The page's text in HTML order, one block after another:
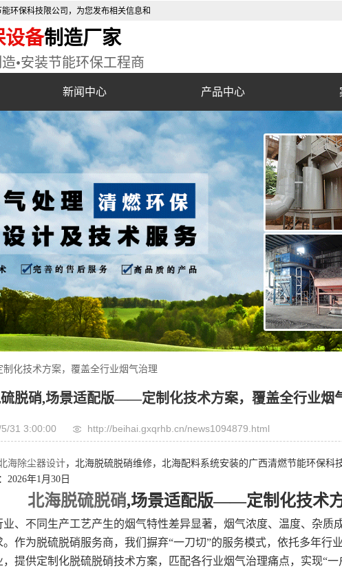
环保科技限公司，为您发布相关信息和
设备制造厂家
•安装节能环保工程商
新闻中心 产品中心
化技术方案，覆盖全行业烟气治理
脱硝,场景适配版——定制化技术方案，覆盖全行业烟
31 3:00:00 http://beihai.gxqrhb.cn/news1094879.html
海除尘器设计，北海脱硫脱硝维修，北海配料系统安装的广西清燃节能环保科
2026年1月30日
北海脱硫脱硝,场景适配版——定制化技术
、不同生产工艺产生的烟气特性差异显著，烟气浓度、温度、杂质
。作为脱硫脱硝服务商，我们摒弃“一刀切”的服务模式，依托多年行
，提供定制化脱硫脱硝技术方案，匹配各行业烟气治理痛点，实现“一